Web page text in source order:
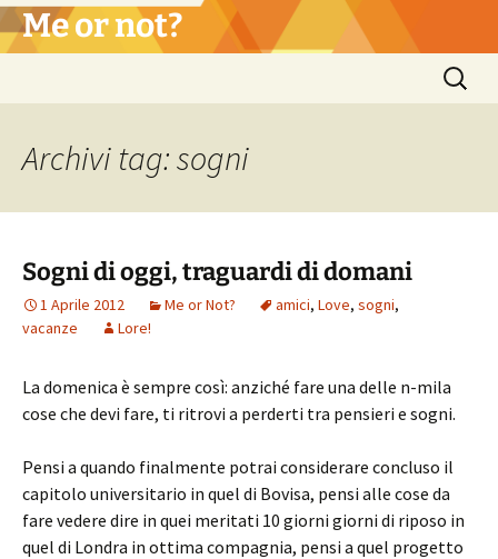
Vai
al Me or not?
Ricerca
per:
Archivi tag: sogni
Sogni di oggi, traguardi di domani
1 Aprile 2012 Me or Not? amici, Love, sogni,
vacanze
Lore!
La domenica è sempre così: anziché fare una delle n-mila
cose che devi fare, ti ritrovi a perderti tra pensieri e sogni.
Pensi a quando finalmente potrai considerare concluso il
capitolo universitario in quel di Bovisa, pensi alle cose da
fare vedere dire in quei meritati 10 giorni giorni di riposo in
quel di Londra in ottima compagnia, pensi a quel progetto